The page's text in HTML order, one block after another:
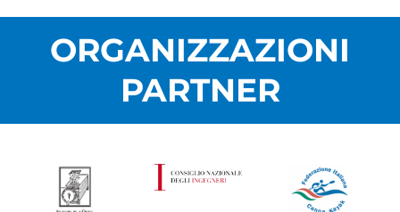
ORGANIZZAZIONI
PARTNER